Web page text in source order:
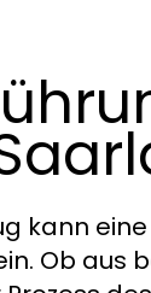
kann
Ob aus